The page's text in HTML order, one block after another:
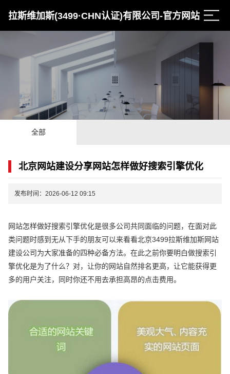
拉斯维加斯(3499·CHN认证)有限公司-官方网站
全部
北京网站建设分享网站怎样做好搜索引擎优化
发布时间：2026-06-12 09:15
网站怎样做好搜索引擎优化是很多公司共同面临的问题，在面对此
类问题时感到无从下手的朋友可以来看看北京3499拉斯维加斯网站
建设公司为大家准备的四种必备方法。在此之前你要明白做搜索引
擎优化是为了什么？对，让你的网站自然排名更高，让它能获得更
多的用户关注，同时你还不用去承担高昂的点击费用。